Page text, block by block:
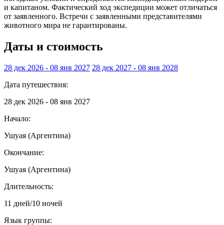
и капитаном. Фактический ход экспедиции может отличаться
от заявленного. Встречи с заявленными представителями
животного мира не гарантированы.
Даты и стоимость
28 дек 2026 - 08 янв 2027 28 дек 2027 - 08 янв 2028
Дата путешествия:
28 дек 2026 - 08 янв 2027
Начало:
Ушуая (Аргентина)
Окончание:
Ушуая (Аргентина)
Длительность:
11 дней/10 ночей
Язык группы: